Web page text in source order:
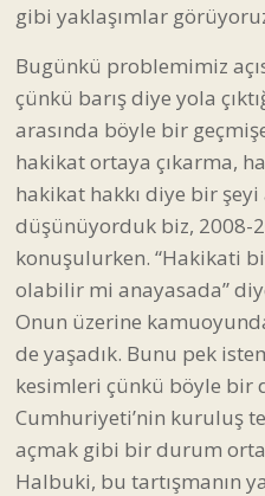
gibi yaklaşımlar
Bugünkü problemimiz
çünkü barış diye yola
arasında böyle bir
hakikat ortaya çıkarma,
hakikat hakkı diye bir şeyi
düşünüyorduk biz, 2008-
konuşulurken. “Hakikati
olabilir mi anayasada”
Onun üzerine
de yaşadık. Bunu pek
kesimleri çünkü böyle bir
Cumhuriyeti’nin kuruluş
açmak gibi bir durum
Halbuki, bu tartışmanın